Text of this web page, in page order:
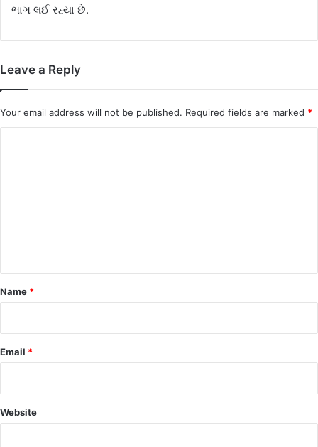
ભાગ લઈ રહ્યા છે.
Leave a Reply
Your email address will not be published. Required fields are marked *
*
Name *
Email *
Website